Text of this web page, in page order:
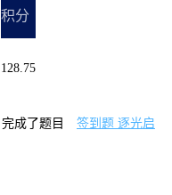
积分
128.75
完成了题目
签到题 逐光启